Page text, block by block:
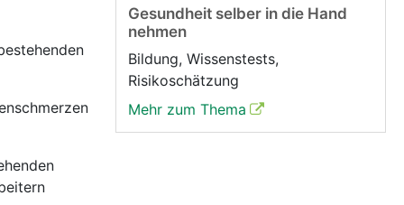
Gesundheit selber in die Hand
nehmen
Bildung, Wissenstests,
Risikoschätzung
Mehr zum Thema